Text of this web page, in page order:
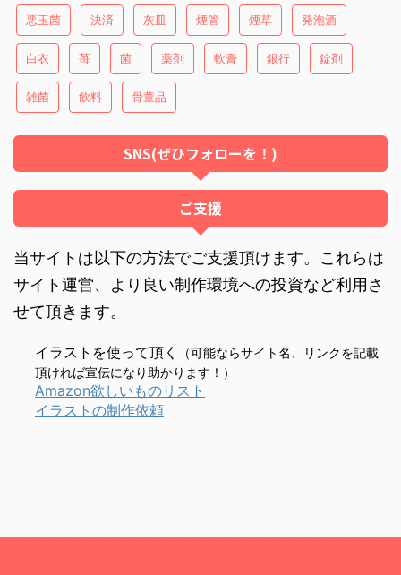
悪玉菌 決済 灰皿 煙管 煙草 発泡酒
白衣 苺 菌 薬剤 軟膏 銀行 錠剤
雑菌 飲料 骨董品
SNS(ぜひフォローを！)
ご支援
当サイトは以下の方法でご支援頂けます。これらは
サイト運営、より良い制作環境への投資など利用さ
せて頂きます。
イラストを使って頂く
（可能ならサイト名、リンクを記載
頂ければ宣伝になり助かります！）
Amazon欲しいものリスト
イラストの制作依頼